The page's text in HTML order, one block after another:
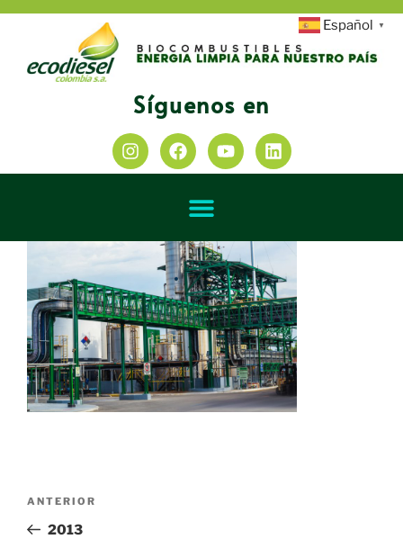
Síguenos en
ANTERIOR
2013
Español ▼